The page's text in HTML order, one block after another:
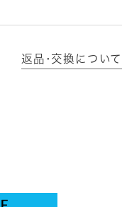
返品･交換について